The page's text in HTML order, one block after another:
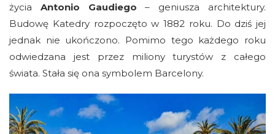
życia Antonio Gaudiego – geniusza architektury.
Budowę Katedry rozpoczęto w 1882 roku. Do dziś jej
jednak nie ukończono. Pomimo tego każdego roku
odwiedzana jest przez miliony turystów z całego
świata. Stała się ona symbolem Barcelony.